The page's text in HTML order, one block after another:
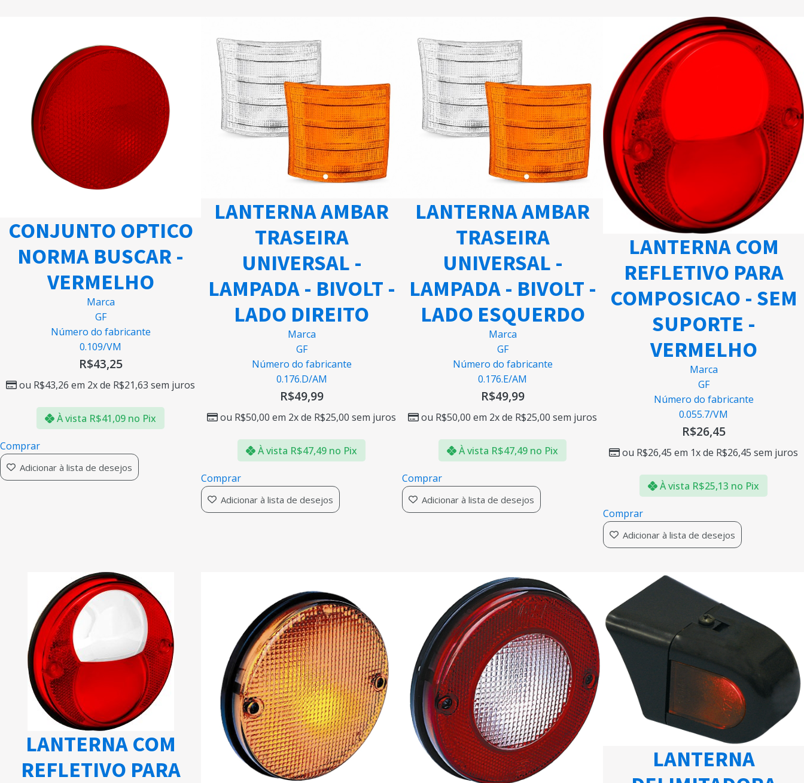
CONJUNTO OPTICO
NORMA BUSCAR -
VERMELHO
Marca
GF
Número do fabricante
0.109/VM
R$43,25
ou R$43,26 em 2x de R$21,63 sem juros
À vista R$41,09 no Pix
Comprar
Adicionar à lista de desejos
LANTERNA AMBAR
TRASEIRA
UNIVERSAL -
LAMPADA - BIVOLT -
LADO DIREITO
Marca
GF
Número do fabricante
0.176.D/AM
R$49,99
ou R$50,00 em 2x de R$25,00 sem juros
À vista R$47,49 no Pix
Comprar
Adicionar à lista de desejos
LANTERNA AMBAR
TRASEIRA
UNIVERSAL -
LAMPADA - BIVOLT -
LADO ESQUERDO
Marca
GF
Número do fabricante
0.176.E/AM
R$49,99
ou R$50,00 em 2x de R$25,00 sem juros
À vista R$47,49 no Pix
Comprar
Adicionar à lista de desejos
LANTERNA COM
REFLETIVO PARA
COMPOSICAO - SEM
SUPORTE -
VERMELHO
Marca
GF
Número do fabricante
0.055.7/VM
R$26,45
ou R$26,45 em 1x de R$26,45 sem juros
À vista R$25,13 no Pix
Comprar
Adicionar à lista de desejos
LANTERNA COM
REFLETIVO PARA
LANTERNA